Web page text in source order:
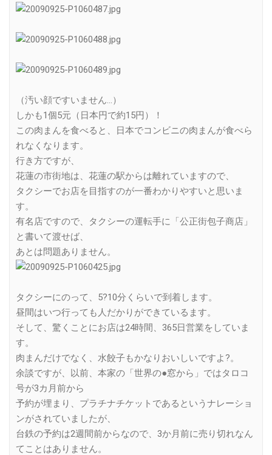
（汚い顔ですいません…）
しかも1個5元（日本円で約15円）！
この肉まんを食べると、日本でコンビニの肉まんが食べら
れなくなります。
行き方ですが、
花蓮の市街地は、花蓮の駅からは離れていますので、
タクシーでお店を目指すのが一番わかりやすいと思いま
す。
有名店ですので、タクシーの運転手に「公正街包子商店」
と書いて渡せば、
あとは問題ありません。
タクシーにのって、5?10分くらいで到着します。
昼間はいつ行っても人だかりができているます。
そして、驚くことにお店は24時間、365日営業をしていま
す。
肉まんだけでなく、水餃子もかなりおいしいですよ?。
余談ですが、以前、本家の「世界の●窓から」ではタロコ
号が3カ月前から
予約が埋まり、プラチナチケットであるというナレーショ
ンがされていましたが、
台鉄の予約は2週間前からなので、3か月前に売り切れなん
てことはありません。